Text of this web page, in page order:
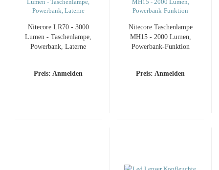
Nitecore LR70 - 3000
Lumen - Taschenlampe,
Powerbank, Laterne
Preis: Anmelden
Nitecore Taschenlampe
MH15 - 2000 Lumen,
Powerbank-Funktion
Preis: Anmelden